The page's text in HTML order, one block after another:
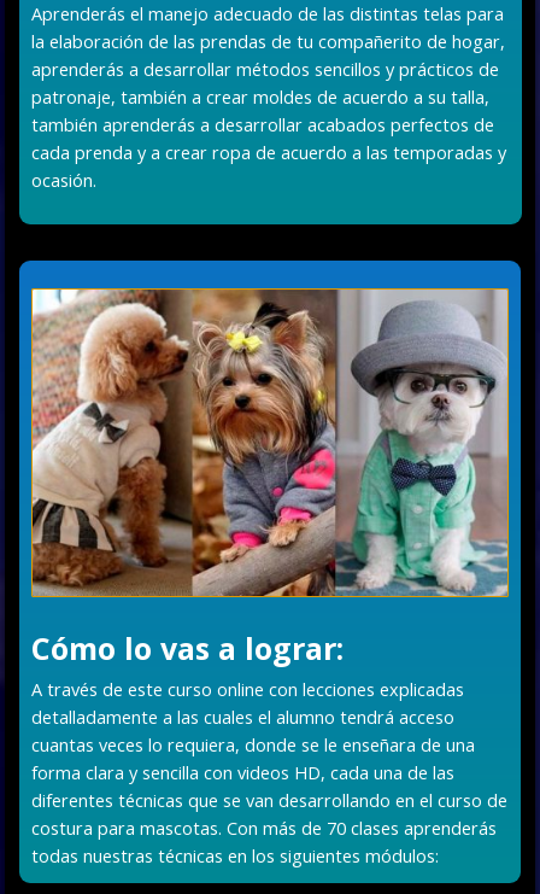
Aprenderás el manejo adecuado de las distintas telas para
la elaboración de las prendas de tu compañerito de hogar,
aprenderás a desarrollar métodos sencillos y prácticos de
patronaje, también a crear moldes de acuerdo a su talla,
también aprenderás a desarrollar acabados perfectos de
cada prenda y a crear ropa de acuerdo a las temporadas y
ocasión.
Cómo lo vas a lograr:
A través de este curso online con lecciones explicadas
detalladamente a las cuales el alumno tendrá acceso
cuantas veces lo requiera, donde se le enseñara de una
forma clara y sencilla con videos HD, cada una de las
diferentes técnicas que se van desarrollando en el curso de
costura para mascotas. Con más de 70 clases aprenderás
todas nuestras técnicas en los siguientes módulos: